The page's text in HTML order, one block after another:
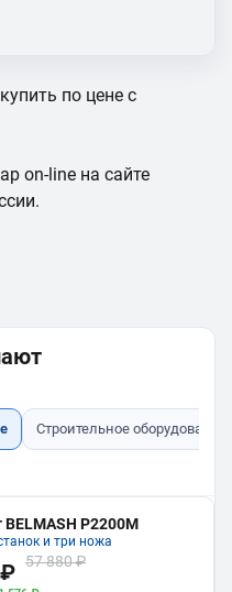
по цене с
on-line на сайте
Строительное оборудование
P2200M
и три ножа
57 880 ₽